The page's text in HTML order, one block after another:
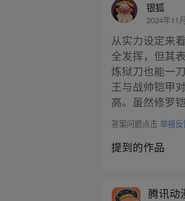
银狐
2024年11
从实力设定来
全发挥，但其
炼狱刀也能一
王与战帅铠甲
高。虽然修罗
答案问题点击举报
提到的作品
腾讯动